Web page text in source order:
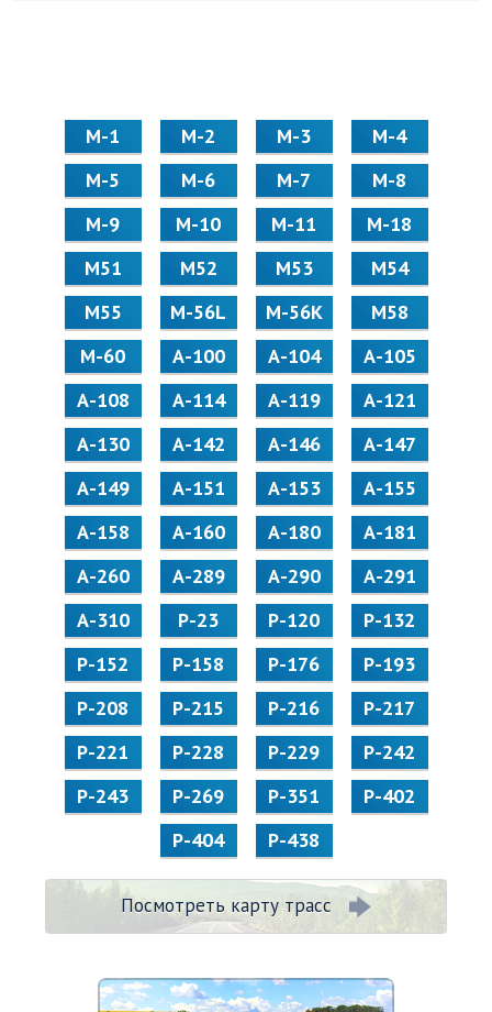
М-1 М-2 М-3
М-4
М-5
М-6 М-7
М-8
М-9
М-10 М-11
М-18
М51
М52 М53
М54
М55
M-56L M-56K
М58
M-60
А-100 А-104
А-105
А-108
А-114 А-119
А-121
А-130
А-142 А-146
А-147
А-149
А-151 А-153
А-155
А-158
А-160 А-180
А-181
А-260
А-289 А-290
А-291
А-310
Р-23 Р-120
Р-132
Р-152
Р-158 Р-176
Р-193
Р-208
Р-215 Р-216
Р-217
Р-221
Р-228 Р-229
Р-242
Р-243
Р-269 Р-351
Р-402
Р-404
Р-438
Посмотреть карту трасс